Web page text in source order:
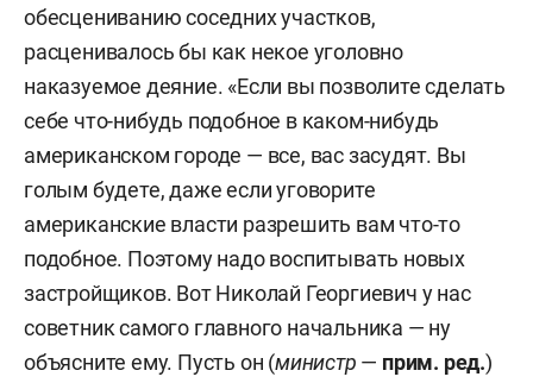
обесцениванию соседних участков,
расценивалось бы как некое уголовно
наказуемое деяние. «Если вы позволите сделать
себе что-нибудь подобное в каком-нибудь
американском городе — все, вас засудят. Вы
голым будете, даже если уговорите
американские власти разрешить вам что-то
подобное. Поэтому надо воспитывать новых
застройщиков. Вот Николай Георгиевич у нас
советник самого главного начальника — ну
объясните ему. Пусть он (министр — прим. ред.)